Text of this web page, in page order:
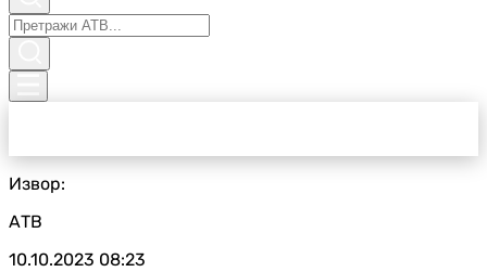
Извор:
АТВ
10.10.2023 08:23